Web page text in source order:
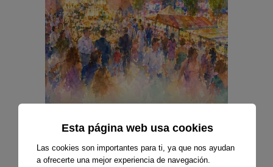
Esta página web usa cookies
Las cookies son importantes para ti, ya que nos ayudan
a ofrecerte una mejor experiencia de navegación.